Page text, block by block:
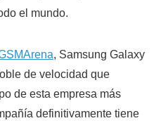
el mundo.
, Samsung Galaxy
de velocidad que
de esta empresa más
definitivamente tiene